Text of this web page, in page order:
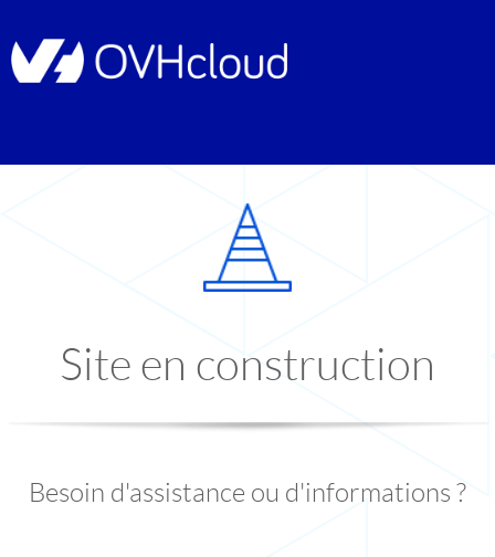
Site en construction
Besoin d'assistance ou d'informations ?